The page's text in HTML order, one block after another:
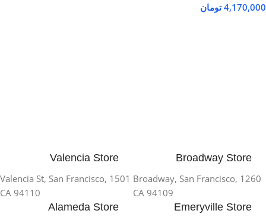
4,170,000 تومان
Broadway Store
1260 Broadway, San Francisco,
CA 94109
Valencia Store
1501 Valencia St, San Francisco,
CA 94110
Emeryville Store
Alameda Store